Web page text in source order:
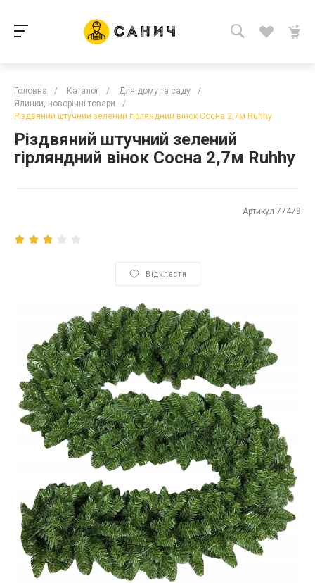
Головна / Каталог / Для дому та саду
/
Ялинки, новорічні товари
/
Різдвяний штучний зелений гірляндний вінок Сосна 2,7м Ruhhy
Різдвяний штучний зелений
гірляндний вінок Сосна 2,7м Ruhhy
Артикул 77478
Відкласти